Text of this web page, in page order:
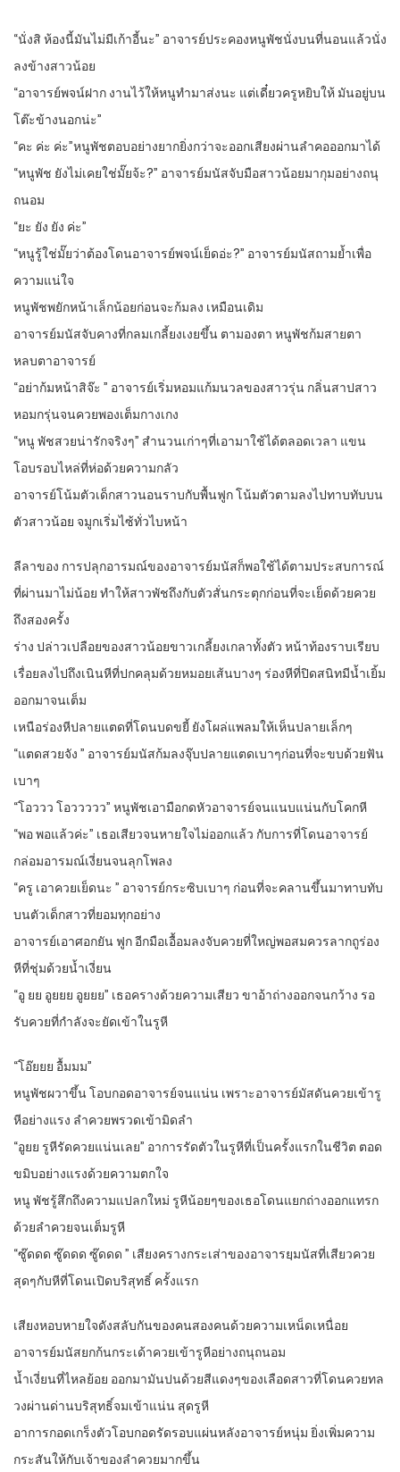
“นั่งสิ ห้องนี้มันไม่มีเก้าอี้นะ” อาจารย์ประคองหนูพัชนั่งบนที่นอนแล้วนั่ง
ลงข้างสาวน้อย
“อาจารย์พจน์ฝาก งานไว้ให้หนูทำมาส่งนะ แต่เดี๋ยวครูหยิบให้ มันอยู่บน
โต๊ะข้างนอกน่ะ”
“คะ ค่ะ ค่ะ”หนูพัชตอบอย่างยากยิ่งกว่าจะออกเสียงผ่านลำคอออกมาได้
“หนูพัช ยังไม่เคยใช่มั๊ยจ้ะ?” อาจารย์มนัสจับมือสาวน้อยมากุมอย่างถนุ
ถนอม
“ยะ ยัง ยัง ค่ะ”
“หนูรู้ใช่มั๊ยว่าต้องโดนอาจารย์พจน์เย็ดอ่ะ?” อาจารย์มนัสถามย้ำเพื่อ
ความแน่ใจ
หนูพัชพยักหน้าเล็กน้อยก่อนจะก้มลง เหมือนเดิม
อาจารย์มนัสจับคางที่กลมเกลี้ยงเงยขึ้น ตามองตา หนูพัชก้มสายตา
หลบตาอาจารย์
“อย่าก้มหน้าสิจ๊ะ ” อาจารย์เริ่มหอมแก้มนวลของสาวรุ่น กลิ่นสาปสาว
หอมกรุ่นจนควยพองเต็มกางเกง
“หนู พัชสวยน่ารักจริงๆ” สำนวนเก่าๆที่เอามาใช้ได้ตลอดเวลา แขน
โอบรอบไหล่ที่ห่อด้วยความกลัว
อาจารย์โน้มตัวเด็กสาวนอนราบกับพื้นฟูก โน้มตัวตามลงไปทาบทับบน
ตัวสาวน้อย จมูกเริ่มไซ้ทั่วไบหน้า
ลีลาของ การปลุกอารมณ์ของอาจารย์มนัสก็พอใช้ได้ตามประสบการณ์
ที่ผ่านมาไม่น้อย ทำให้สาวพัชถึงกับตัวสั่นกระตุกก่อนที่จะเย็ดด้วยควย
ถึงสองครั้ง
ร่าง ปล่าวเปลือยของสาวน้อยขาวเกลี้ยงเกลาทั้งตัว หน้าท้องราบเรียบ
เรื่อยลงไปถึงเนินหีที่ปกคลุมด้วยหมอยเส้นบางๆ ร่องหีที่ปิดสนิทมีน้ำเยิ้ม
ออกมาจนเต็ม
เหนือร่องหีปลายแตดที่โดนบดขยี้ ยังโผล่แพลมให้เห็นปลายเล็กๆ
“แตดสวยจัง ” อาจารย์มนัสก้มลงจุ๊บปลายแตดเบาๆก่อนที่จะขบด้วยฟัน
เบาๆ
“โอววว โอววววว” หนูพัชเอามือกดหัวอาจารย์จนแนบแน่นกับโคกหี
“พอ พอแล้วค่ะ” เธอเสียวจนหายใจไม่ออกแล้ว กับการที่โดนอาจารย์
กล่อมอารมณ์เงี่ยนจนลุกโพลง
“ครู เอาควยเย็ดนะ ” อาจารย์กระซิบเบาๆ ก่อนที่จะคลานขึ้นมาทาบทับ
บนตัวเด็กสาวที่ยอมทุกอย่าง
อาจารย์เอาศอกยัน ฟูก อีกมือเอื้อมลงจับควยที่ใหญ่พอสมควรลากถูร่อง
หีที่ชุ่มด้วยน้ำเงี่ยน
“อู ยย อูยยย อูยยย” เธอครางด้วยความเสียว ขาอ้าถ่างออกจนกว้าง รอ
รับควยที่กำลังจะยัดเข้าในรูหี
“โอ๊ยยย อื้มมม”
หนูพัชผวาขึ้น โอบกอดอาจารย์จนแน่น เพราะอาจารย์มัสดันควยเข้ารู
หีอย่างแรง ลำควยพรวดเข้ามิดลำ
“อูยย รูหีรัดควยแน่นเลย” อาการรัดตัวในรูหีที่เป็นครั้งแรกในชีวิต ตอด
ขมิบอย่างแรงด้วยความตกใจ
หนู พัชรู้สึกถึงความแปลกใหม่ รูหีน้อยๆของเธอโดนแยกถ่างออกแทรก
ด้วยลำควยจนเต็มรูหี
“ซู๊ดดด ซู๊ดดด ซู๊ดดด ” เสียงครางกระเส่าของอาจารยฺมนัสที่เสียวควย
สุดๆกับหีที่โดนเปิดบริสุทธิ์ ครั้งแรก
เสียงหอบหายใจดังสลับกันของคนสองคนด้วยความเหน็ดเหนื่อย
อาจารย์มนัสยกก้นกระเด้าควยเข้ารูหีอย่างถนุถนอม
น้ำเงี่ยนที่ไหลย้อย ออกมามันปนด้วยสีแดงๆของเลือดสาวที่โดนควยทล
วงผ่านด่านบริสุทธิ์จมเข้าแน่น สุดรูหี
อาการกอดเกร็งตัวโอบกอดรัดรอบแผ่นหลังอาจารย์หนุ่ม ยิ่งเพิ่มความ
กระสันให้กับเจ้าของลำควยมากขึ้น